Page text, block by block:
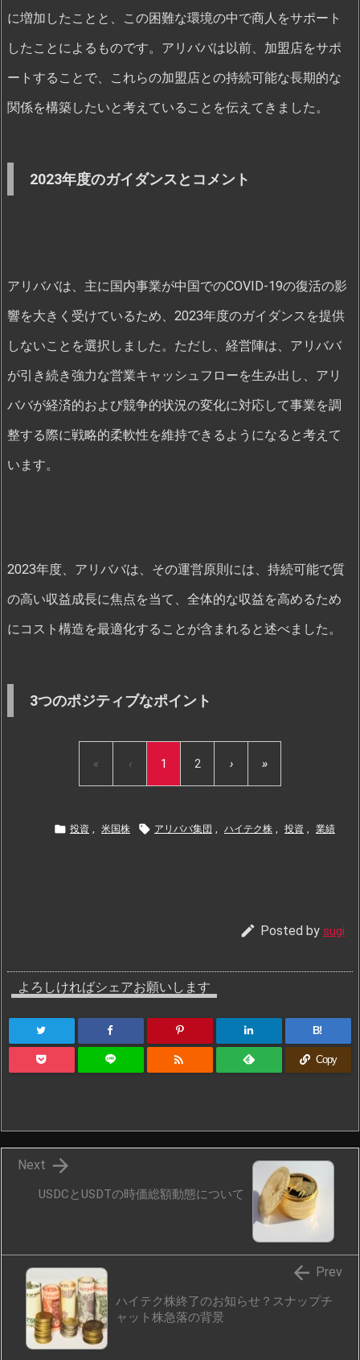
に増加したことと、この困難な環境の中で商人をサポート
したことによるものです。アリババは以前、加盟店をサポ
ートすることで、これらの加盟店との持続可能な長期的な
関係を構築したいと考えていることを伝えてきました。
2023年度のガイダンスとコメント
アリババは、主に国内事業が中国でのCOVID-19の復活の影
響を大きく受けているため、2023年度のガイダンスを提供
しないことを選択しました。ただし、経営陣は、アリババ
が引き続き強力な営業キャッシュフローを生み出し、アリ
ババが経済的および競争的状況の変化に対応して事業を調
整する際に戦略的柔軟性を維持できるようになると考えて
います。
2023年度、アリババは、その運営原則には、持続可能で質
の高い収益成長に焦点を当て、全体的な収益を高めるため
にコスト構造を最適化することが含まれると述べました。
3つのポジティブなポイント
« ‹ 1 2 › »
 投資 , 米国株  アリババ集団 , ハイテク株 , 投資 , 業績
 Posted by sugi
よろしければシェアお願いします
B!
 Copy
USDCとUSDTの時価総額動態について

Next
ハイテク株終了のお知らせ？スナップチ
ャット株急落の背景
 Prev